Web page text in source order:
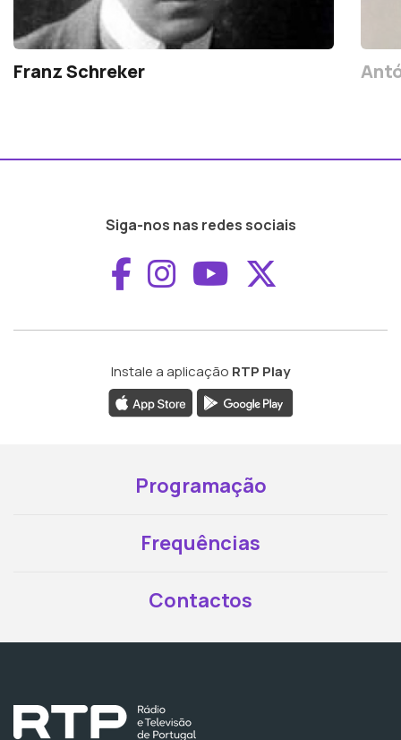
Franz Schreker
Siga-nos nas redes sociais
Aceder ao
Aceder ao
Aceder ao
Instale a aplicação RTP Play
Programação
Frequências
Contactos